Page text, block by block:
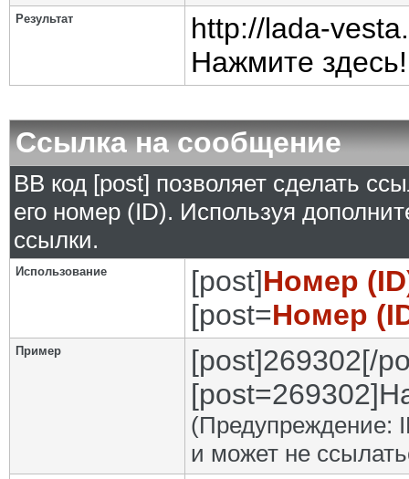
Результат
http://lada-
Нажмите здесь!
Ссылка на сообщение
BB код [post] позволяет сделать
его номер (ID). Используя
ссылки.
Использование [post]Номер
[post=Номер
Пример
[post]269302[/
(Предупреждение:
и может не